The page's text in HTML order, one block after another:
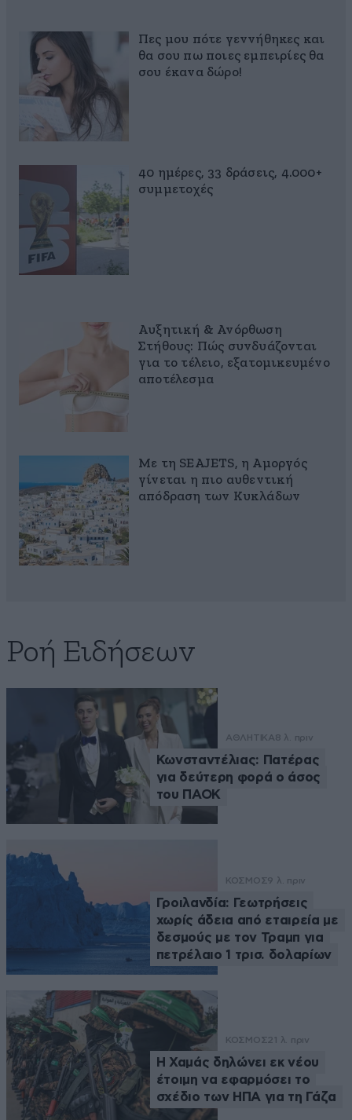
Πες μου πότε γεννήθηκες και
θα σου πω ποιες εμπειρίες θα
σου έκανα δώρο!
40 ημέρες, 33 δράσεις, 4.000+
συμμετοχές
Αυξητική & Ανόρθωση
Στήθους: Πώς συνδυάζονται
για το τέλειο, εξατομικευμένο
αποτέλεσμα
Με τη SEAJETS, η Αμοργός
γίνεται η πιο αυθεντική
απόδραση των Κυκλάδων
Ροή Ειδήσεων
ΑΘΛΗΤΙΚΑ8 λ. πριν
Κωνσταντέλιας: Πατέρας
για δεύτερη φορά ο άσος
του ΠΑΟΚ
ΚΟΣΜΟΣ9 λ. πριν
Γροιλανδία: Γεωτρήσεις
χωρίς άδεια από εταιρεία με
δεσμούς με τον Τραμπ για
πετρέλαιο 1 τρισ. δολαρίων
ΚΟΣΜΟΣ21 λ. πριν
Η Χαμάς δηλώνει εκ νέου
έτοιμη να εφαρμόσει το
σχέδιο των ΗΠΑ για τη Γάζα